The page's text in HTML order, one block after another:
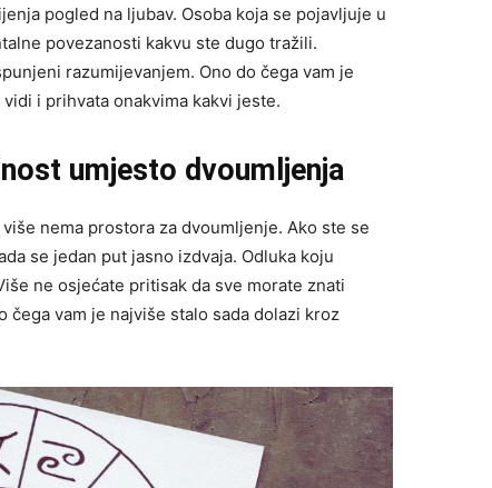
pogled na ljubav. Osoba koja se pojavljuje u
povezanosti kakvu ste dugo tražili.
razumijevanjem. Ono do čega vam je
i prihvata onakvima kakvi jeste.
umjesto dvoumljenja
nema prostora za dvoumljenje. Ako ste se
se jedan put jasno izdvaja. Odluka koju
ne osjećate pritisak da sve morate znati
čega vam je najviše stalo sada dolazi kroz